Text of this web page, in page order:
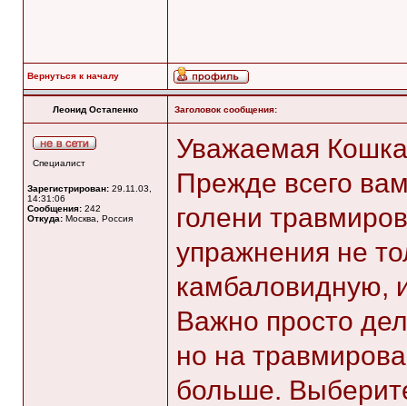
Вернуться к началу
Леонид Остапенко Заголовок сообщения:
Специалист
Зарегистрирован: 29.11.03,
14:31:06
Сообщения: 242
Откуда: Москва, Россия
Уважаемая
Прежде всего
голени
упражнения не
камбаловидную,
Важно просто
но на
больше.